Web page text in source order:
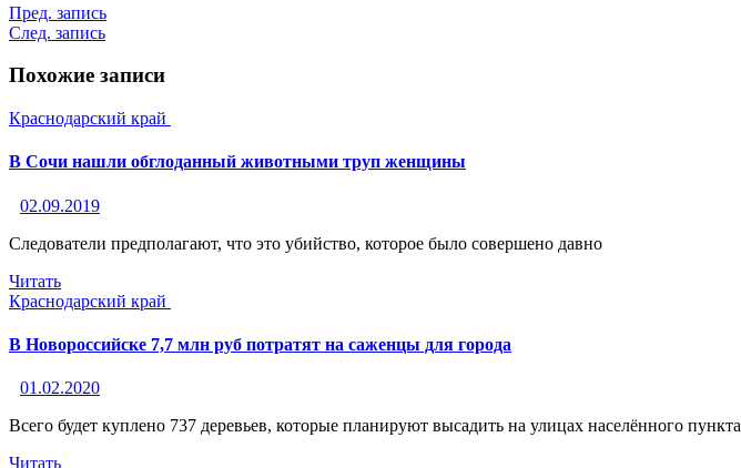
Пред. запись
След. запись
Похожие записи
Краснодарский край
В Сочи нашли обглоданный животными труп женщины
02.09.2019
Следователи предполагают, что это убийство, которое было совершено давно
Читать
Краснодарский край
В Новороссийске 7,7 млн руб потратят на саженцы для города
01.02.2020
Всего будет куплено 737 деревьев, которые планируют высадить на улицах населённого пункта
Читать